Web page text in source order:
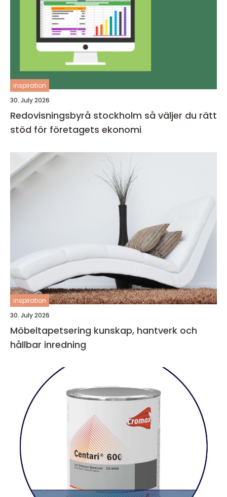
inspiration
30. July 2026
Redovisningsbyrå stockholm så väljer du rätt
stöd för företagets ekonomi
inspiration
30. July 2026
Möbeltapetsering kunskap, hantverk och
hållbar inredning